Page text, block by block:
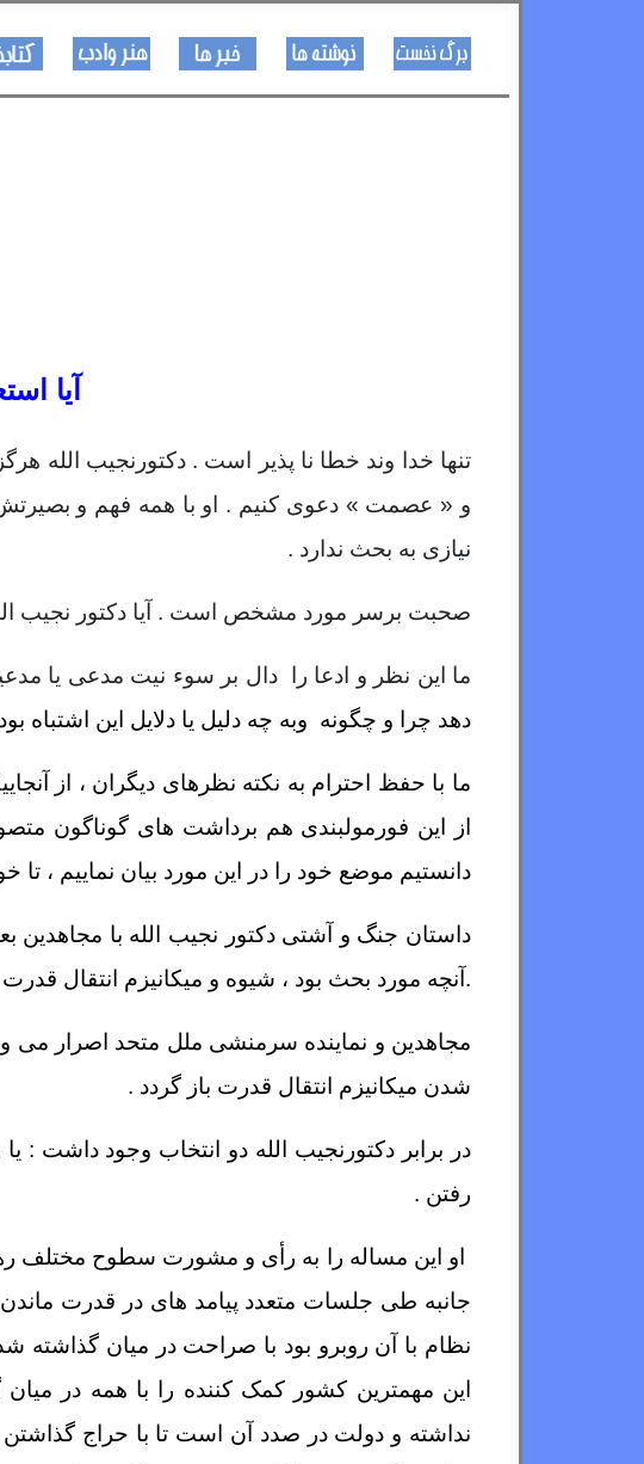
کـــــور پاڼه خبرونه هــــنر
آیا
تنها خدا وند خطا نا پذیر است . دکتورنجیب الله
و « عصمت » دعوی کنیم . او با همه فهم و بصیرتش
نیازی به بحث ندارد .
صحبت برسر مورد مشخص است . آیا دکتور نجیب
ما این نظر و ادعا را دال بر سوء نیت مدعی یا
دهد چرا و چگونه وبه چه دلیل یا دلایل این اشتباه
ما با حفظ احترام به نکته نظرهای دیگران ، از
از این فورمولبندی هم برداشت های گوناگون
دانستیم موضع خود را در این مورد بیان نماییم ، تا
داستان جنگ و آشتی دکتور نجیب الله با مجاهدین
.آنچه مورد بحث بود ، شیوه و میکانیزم انتقال
مجاهدین و نماینده سرمنشی ملل متحد اصرار می
شدن میکانیزم انتقال قدرت باز گردد .
در برابر دکتورنجیب الله دو انتخاب وجود داشت
رفتن .
او این مساله را به رأی و مشورت سطوح مختلف
جانبه طی جلسات متعدد پیامد های در قدرت
نظام با آن روبرو بود با صراحت در میان
این مهمترین کشور کمک کننده را با همه در
نداشته و دولت در صدد آن است تا با حراج